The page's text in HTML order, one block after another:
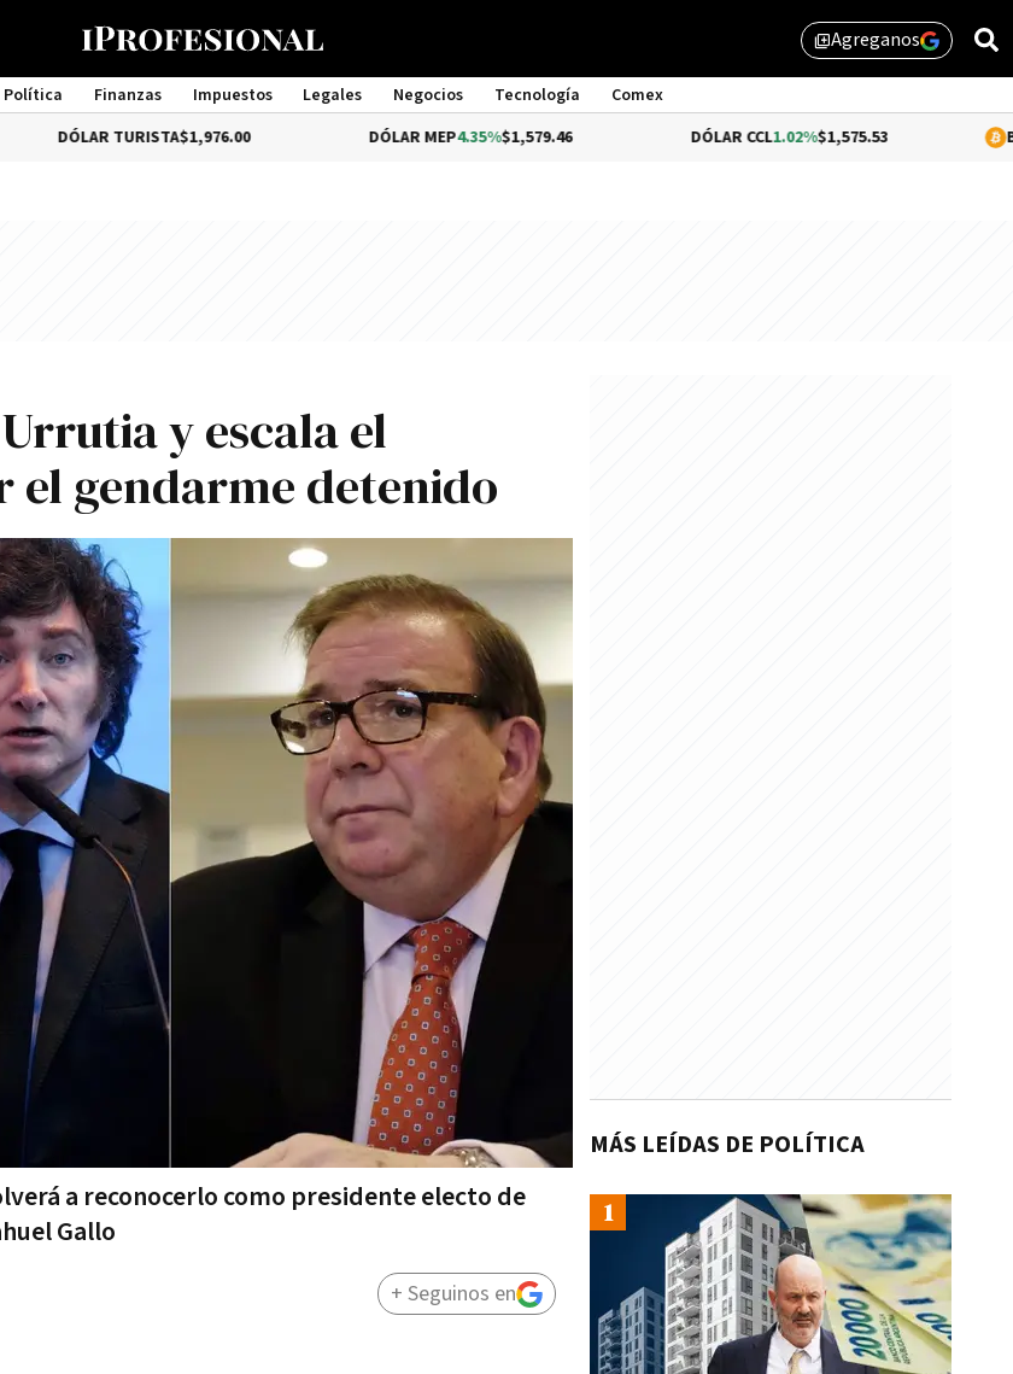
library_addAgreganos
Política Finanzas Impuestos Legales Negocios Tecnología
Comex
Management
TURISTA$1,976.00 DÓLAR MEP4.35%$1,579.46 1.02%$1,575.53 -
y escala el
gendarme detenido
a reconocerlo como presidente electo de
Gallo
+ Seguinos en
MÁS LEÍDAS DE POLÍTICA